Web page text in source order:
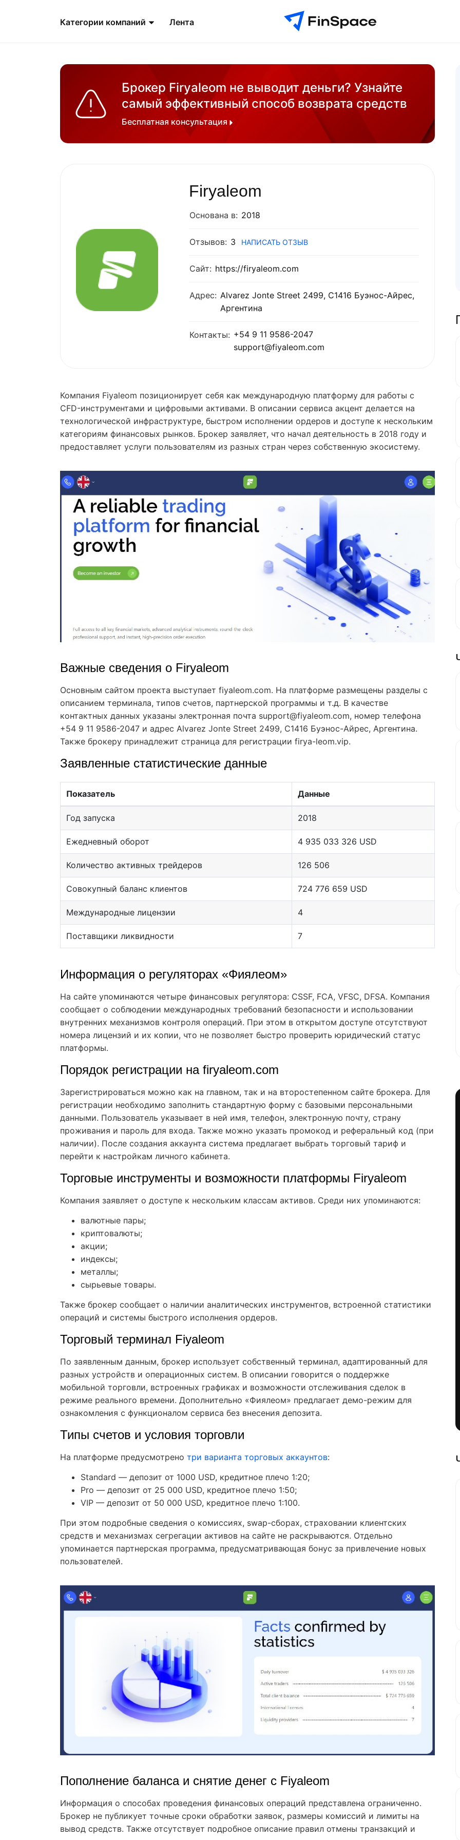
Категории компаний Лента
Брокер Firyaleom не выводит деньги? Узнайте
самый эффективный способ возврата средств
Бесплатная консультация
Firyaleom
Основана в: 2018
Отзывов: 3 НАПИСАТЬ ОТЗЫВ
Сайт: https://firyaleom.com
Адрес: Alvarez Jonte Street 2499, C1416 Буэнос-Айрес,
Аргентина
Контакты: +54 9 11 9586-2047
support@fiyaleom.com
Компания Fiyaleom позиционирует себя как международную платформу для работы с
CFD-инструментами и цифровыми активами. В описании сервиса акцент делается на
технологической инфраструктуре, быстром исполнении ордеров и доступе к нескольким
категориям финансовых рынков. Брокер заявляет, что начал деятельность в 2018 году и
предоставляет услуги пользователям из разных стран через собственную экосистему.
Важные сведения о Firyaleom
Основным сайтом проекта выступает fiyaleom.com. На платформе размещены разделы с
описанием терминала, типов счетов, партнерской программы и т.д. В качестве
контактных данных указаны электронная почта support@fiyaleom.com, номер телефона
+54 9 11 9586-2047 и адрес Alvarez Jonte Street 2499, C1416 Буэнос-Айрес, Аргентина.
Также брокеру принадлежит страница для регистрации firya-leom.vip.
Заявленные статистические данные
Показатель Данные
Год запуска 2018
Ежедневный оборот 4 935 033 326 USD
Количество активных трейдеров 126 506
Совокупный баланс клиентов 724 776 659 USD
Международные лицензии 4
Поставщики ликвидности 7
Информация о регуляторах «Фиялеом»
На сайте упоминаются четыре финансовых регулятора: CSSF, FCA, VFSC, DFSA. Компания
сообщает о соблюдении международных требований безопасности и использовании
внутренних механизмов контроля операций. При этом в открытом доступе отсутствуют
номера лицензий и их копии, что не позволяет быстро проверить юридический статус
платформы.
Порядок регистрации на firyaleom.com
Зарегистрироваться можно как на главном, так и на второстепенном сайте брокера. Для
регистрации необходимо заполнить стандартную форму с базовыми персональными
данными. Пользователь указывает в ней имя, телефон, электронную почту, страну
проживания и пароль для входа. Также можно указать промокод и реферальный код (при
наличии). После создания аккаунта система предлагает выбрать торговый тариф и
перейти к настройкам личного кабинета.
Торговые инструменты и возможности платформы Firyaleom
Компания заявляет о доступе к нескольким классам активов. Среди них упоминаются:
валютные пары;
криптовалюты;
акции;
индексы;
металлы;
сырьевые товары.
Также брокер сообщает о наличии аналитических инструментов, встроенной статистики
операций и системы быстрого исполнения ордеров.
Торговый терминал Fiyaleom
По заявленным данным, брокер использует собственный терминал, адаптированный для
разных устройств и операционных систем. В описании говорится о поддержке
мобильной торговли, встроенных графиках и возможности отслеживания сделок в
режиме реального времени. Дополнительно «Фиялеом» предлагает демо-режим для
ознакомления с функционалом сервиса без внесения депозита.
Типы счетов и условия торговли
На платформе предусмотрено три варианта торговых аккаунтов:
Standard — депозит от 1000 USD, кредитное плечо 1:20;
Pro — депозит от 25 000 USD, кредитное плечо 1:50;
VIP — депозит от 50 000 USD, кредитное плечо 1:100.
При этом подробные сведения о комиссиях, swap-сборах, страховании клиентских
средств и механизмах сегрегации активов на сайте не раскрываются. Отдельно
упоминается партнерская программа, предусматривающая бонус за привлечение новых
пользователей.
Пополнение баланса и снятие денег с Fiyaleom
Информация о способах проведения финансовых операций представлена ограниченно.
Брокер не публикует точные сроки обработки заявок, размеры комиссий и лимиты на
вывод средств. Также отсутствует подробное описание правил отмены транзакций и